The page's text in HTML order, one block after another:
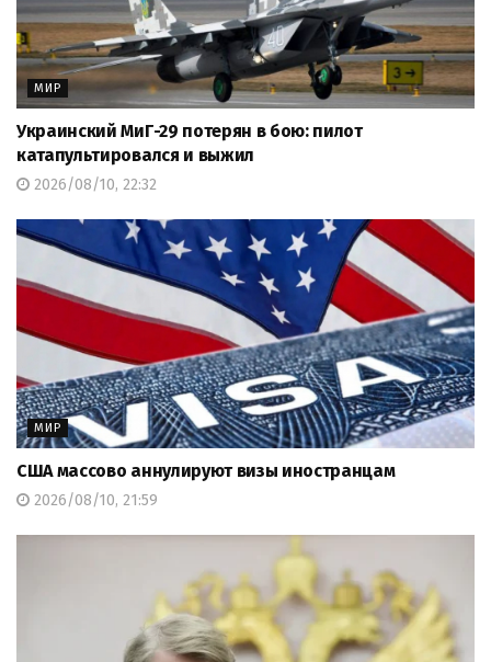
МИР
Украинский МиГ-29 потерян в бою: пилот
катапультировался и выжил
2026/08/10, 22:32
МИР
США массово аннулируют визы иностранцам
2026/08/10, 21:59